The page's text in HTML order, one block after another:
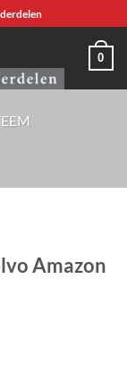
0
Amazon